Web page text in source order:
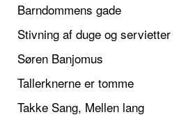
Barndommens gade
Stivning af duge og servietter
Søren Banjomus
Tallerknerne er tomme
Takke Sang, Mellen lang